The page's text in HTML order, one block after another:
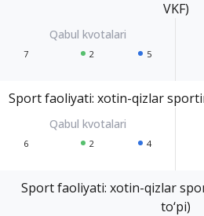
VKF)
7 2 5
Sport faoliyati: xotin-qizlar
6 2 4
Sport faoliyati: xotin-qizlar
to‘pi)